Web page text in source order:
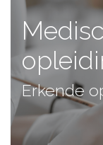
Erkende